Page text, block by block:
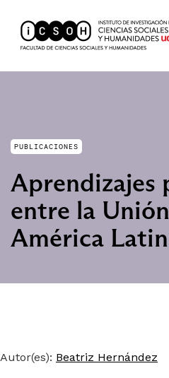
PUBLICACIONES
Aprendizajes
entre la
América
Autor(es): Beatriz Hernández